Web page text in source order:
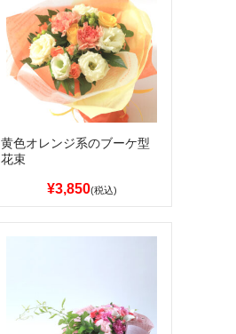
黄色オレンジ系のブーケ型
花束
¥3,850(税込)